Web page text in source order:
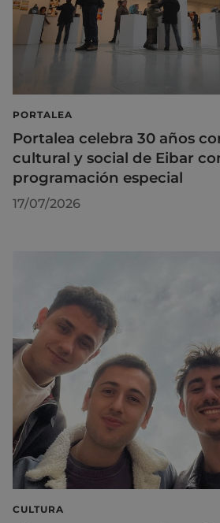
PORTALEA
Portalea celebra 30 años
cultural y social de Eibar
programación especial
17/07/2026
CULTURA